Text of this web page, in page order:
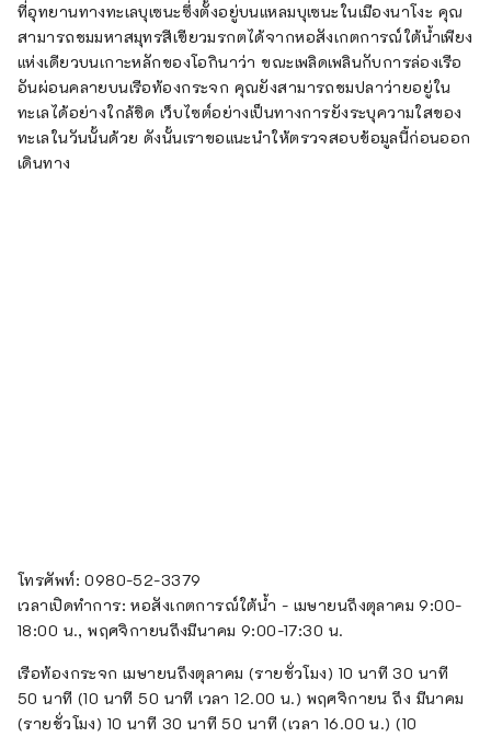
ที่อุทยานทางทะเลบุเซนะซึ่งตั้งอยู่บนแหลมบุเซนะในเมืองนาโงะ คุณ
สามารถชมมหาสมุทรสีเขียวมรกตได้จากหอสังเกตการณ์ใต้น้ำเพียง
แห่งเดียวบนเกาะหลักของโอกินาว่า ขณะเพลิดเพลินกับการล่องเรือ
อันผ่อนคลายบนเรือท้องกระจก คุณยังสามารถชมปลาว่ายอยู่ใน
ทะเลได้อย่างใกล้ชิด เว็บไซต์อย่างเป็นทางการยังระบุความใสของ
ทะเลในวันนั้นด้วย ดังนั้นเราขอแนะนำให้ตรวจสอบข้อมูลนี้ก่อนออก
เดินทาง
โทรศัพท์: 0980-52-3379
เวลาเปิดทำการ: หอสังเกตการณ์ใต้น้ำ - เมษายนถึงตุลาคม 9:00-
18:00 น., พฤศจิกายนถึงมีนาคม 9:00-17:30 น.
เรือท้องกระจก เมษายนถึงตุลาคม (รายชั่วโมง) 10 นาที 30 นาที
50 นาที (10 นาที 50 นาที เวลา 12.00 น.) พฤศจิกายน ถึง มีนาคม
(รายชั่วโมง) 10 นาที 30 นาที 50 นาที (เวลา 16.00 น.) (10